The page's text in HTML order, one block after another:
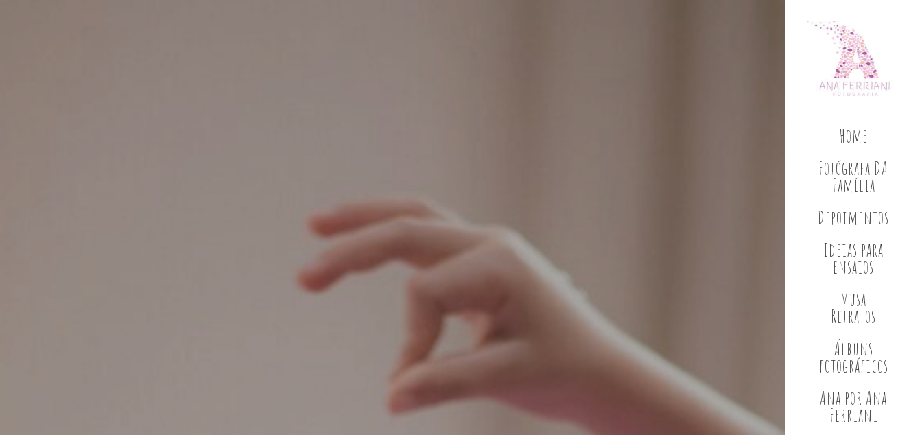
Home
Fotógrafa DA
Família
Depoimentos
Ideias para
ensaios
Musa
Retratos
Álbuns
fotográficos
Ana por Ana
Ferriani